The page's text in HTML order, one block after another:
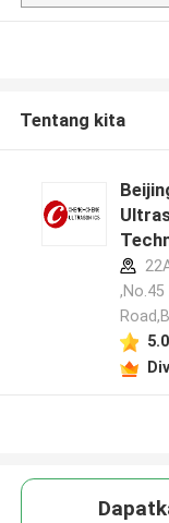
Tentang kita
5.0